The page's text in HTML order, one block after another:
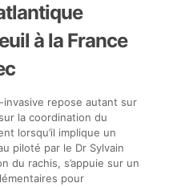
à la France
invasive repose autant sur
la coordination du
lorsqu’il implique un
piloté par le Dr Sylvain
du rachis, s’appuie sur un
pour